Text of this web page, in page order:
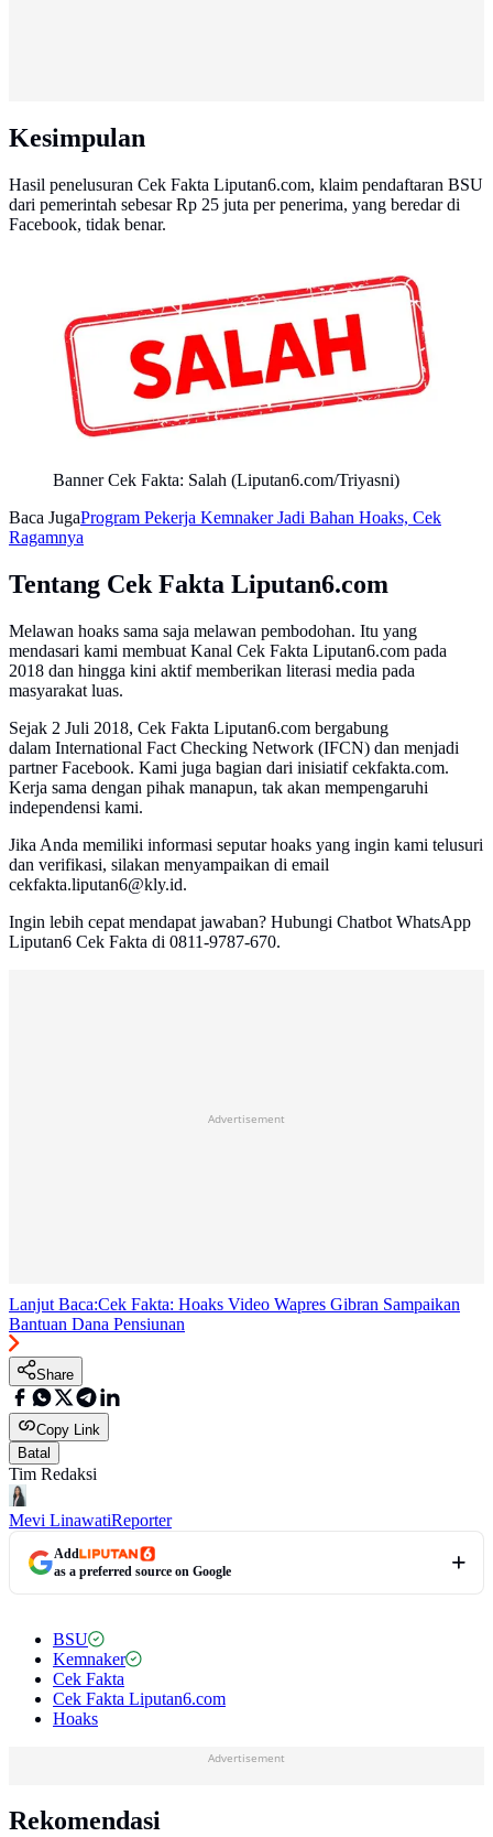
Kesimpulan
Hasil penelusuran Cek Fakta Liputan6.com, klaim pendaftaran BSU
dari pemerintah sebesar Rp 25 juta per penerima, yang beredar di
Facebook, tidak benar.
Banner Cek Fakta: Salah (Liputan6.com/Triyasni)
Baca JugaProgram Pekerja Kemnaker Jadi Bahan Hoaks, Cek
Ragamnya
Tentang Cek Fakta Liputan6.com
Melawan hoaks sama saja melawan pembodohan. Itu yang
mendasari kami membuat Kanal Cek Fakta Liputan6.com pada
2018 dan hingga kini aktif memberikan literasi media pada
masyarakat luas.
Sejak 2 Juli 2018, Cek Fakta Liputan6.com bergabung
dalam International Fact Checking Network (IFCN) dan menjadi
partner Facebook. Kami juga bagian dari inisiatif cekfakta.com.
Kerja sama dengan pihak manapun, tak akan mempengaruhi
independensi kami.
Jika Anda memiliki informasi seputar hoaks yang ingin kami telusuri
dan verifikasi, silakan menyampaikan di email
cekfakta.liputan6@kly.id.
Ingin lebih cepat mendapat jawaban? Hubungi Chatbot WhatsApp
Liputan6 Cek Fakta di 0811-9787-670.
Advertisement
Lanjut Baca:Cek Fakta: Hoaks Video Wapres Gibran Sampaikan
Bantuan Dana Pensiunan
Share
Copy Link
Batal
Tim Redaksi
Mevi LinawatiReporter
Add
as a preferred source on Google
BSU
Kemnaker
Cek Fakta
Cek Fakta Liputan6.com
Hoaks
Advertisement
Rekomendasi